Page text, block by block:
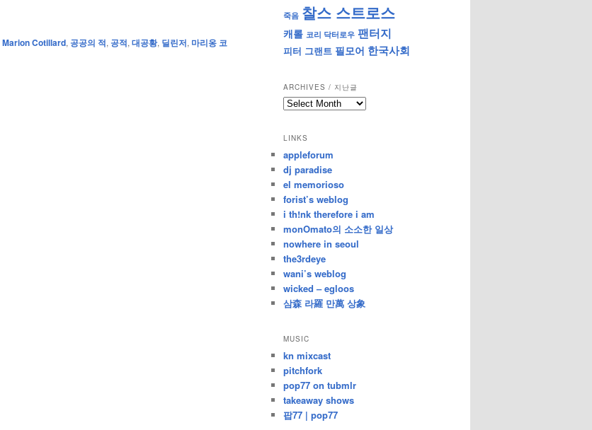
Marion Cotillard, 공공의 적, 공적, 대공황, 딜린저, 마리옹 코
죽음 찰스 스트로스
캐롤 코리 닥터로우 팬터지
피터 그랜트 필모어 한국사회
ARCHIVES / 지난글
archives
난
글
LINKS
appleforum
dj paradise
el memorioso
forist’s weblog
i th!nk therefore i am
monOmato의 소소한 일상
nowhere in seoul
the3rdeye
wani’s weblog
wicked – egloos
삼森 라羅 만萬 상象
MUSIC
kn mixcast
pitchfork
pop77 on tubmlr
takeaway shows
팝77 | pop77